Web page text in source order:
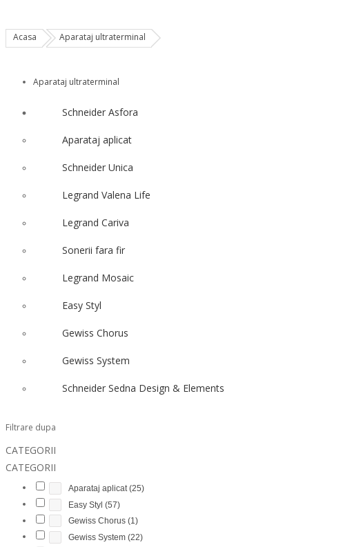
Acasa Aparataj ultraterminal
Aparataj ultraterminal
Schneider Asfora
Aparataj aplicat
Schneider Unica
Legrand Valena Life
Legrand Cariva
Sonerii fara fir
Legrand Mosaic
Easy Styl
Gewiss Chorus
Gewiss System
Schneider Sedna Design & Elements
Filtrare dupa
CATEGORII
CATEGORII
Aparataj aplicat (25)
Easy Styl (57)
Gewiss Chorus (1)
Gewiss System (22)